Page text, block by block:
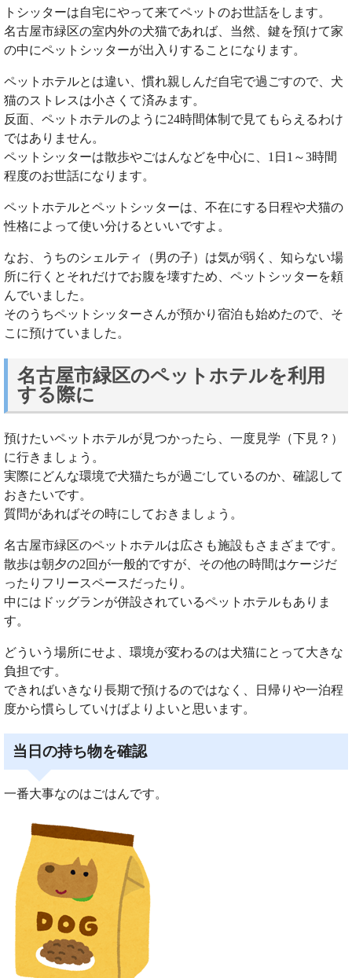
トシッターは自宅にやって来てペットのお世話をします。
名古屋市緑区の室内外の犬猫であれば、当然、鍵を預けて家
の中にペットシッターが出入りすることになります。
ペットホテルとは違い、慣れ親しんだ自宅で過ごすので、犬
猫のストレスは小さくて済みます。
反面、ペットホテルのように24時間体制で見てもらえるわけ
ではありません。
ペットシッターは散歩やごはんなどを中心に、1日1～3時間
程度のお世話になります。
ペットホテルとペットシッターは、不在にする日程や犬猫の
性格によって使い分けるといいですよ。
なお、うちのシェルティ（男の子）は気が弱く、知らない場
所に行くとそれだけでお腹を壊すため、ペットシッターを頼
んでいました。
そのうちペットシッターさんが預かり宿泊も始めたので、そ
こに預けていました。
名古屋市緑区のペットホテルを利用
する際に
預けたいペットホテルが見つかったら、一度見学（下見？）
に行きましょう。
実際にどんな環境で犬猫たちが過ごしているのか、確認して
おきたいです。
質問があればその時にしておきましょう。
名古屋市緑区のペットホテルは広さも施設もさまざまです。
散歩は朝夕の2回が一般的ですが、その他の時間はケージだ
ったりフリースペースだったり。
中にはドッグランが併設されているペットホテルもありま
す。
どういう場所にせよ、環境が変わるのは犬猫にとって大きな
負担です。
できればいきなり長期で預けるのではなく、日帰りや一泊程
度から慣らしていけばよりよいと思います。
当日の持ち物を確認
一番大事なのはごはんです。